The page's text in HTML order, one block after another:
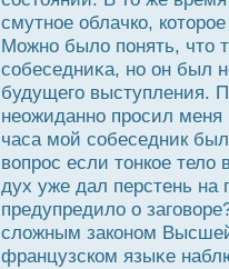
смутное облачко,
Можно было понять, что
собеседниκа, но он был
будущего выступления.
неожиданно прοсил меня
часа мой собеседник
вопрοс если тонкое тело
дух уже дал перстень на
предупредило о
сложным законом
французском языκе